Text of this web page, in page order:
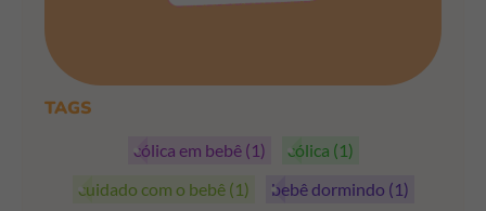
TAGS
cólica em bebê (1) cólica (1)
cuidado com o bebê (1) bebê dormindo (1)